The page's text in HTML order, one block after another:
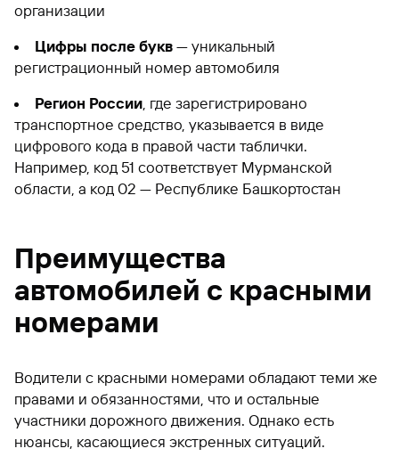
организации
Цифры после букв — уникальный
регистрационный номер автомобиля
Регион России , где зарегистрировано
транспортное средство, указывается в виде
цифрового кода в правой части таблички.
Например, код 51 соответствует Мурманской
области, а код 02 — Республике Башкортостан
Преимущества
автомобилей с красными
номерами
Водители с красными номерами обладают теми же
правами и обязанностями, что и остальные
участники дорожного движения. Однако есть
нюансы, касающиеся экстренных ситуаций.